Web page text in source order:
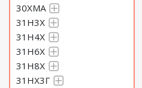
30ХМА
31Н3Х
31Н4Х
31Н6Х
31Н8Х
31НХ3Г